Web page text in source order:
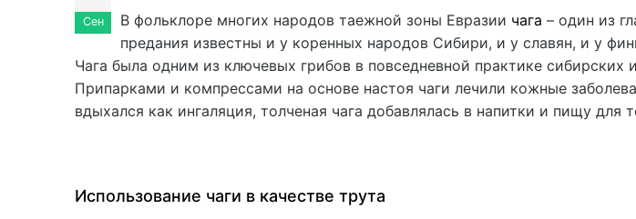
Сен В фольклоре многих народов таежной зоны Евразии чага – один из
предания известны и у коренных народов Сибири, и у славян, и у
Чага была одним из ключевых грибов в повседневной практике сибирских
Припарками и компрессами на основе настоя чаги лечили кожные
вдыхался как ингаляция, толченая чага добавлялась в напитки и пищу для
Использование чаги в качестве трута